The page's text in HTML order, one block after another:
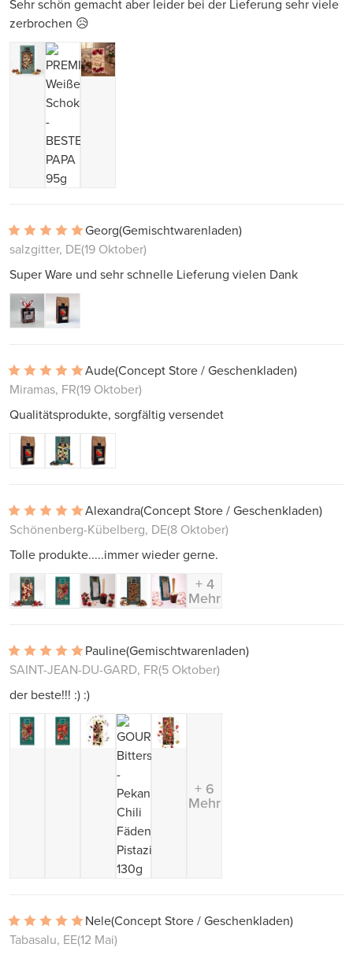
Sehr schön gemacht aber leider bei der Lieferung sehr viele
zerbrochen 😥
Georg(Gemischtwarenladen)
salzgitter, DE(19 Oktober)
Super Ware und sehr schnelle Lieferung vielen Dank
Aude(Concept Store / Geschenkladen)
Miramas, FR(19 Oktober)
Qualitätsprodukte, sorgfältig versendet
Alexandra(Concept Store / Geschenkladen)
Schönenberg-Kübelberg, DE(8 Oktober)
Tolle produkte.....immer wieder gerne.
+ 4
Mehr
Pauline(Gemischtwarenladen)
SAINT-JEAN-DU-GARD, FR(5 Oktober)
der beste!!! :) :)
+ 6
Mehr
Nele(Concept Store / Geschenkladen)
Tabasalu, EE(12 Mai)